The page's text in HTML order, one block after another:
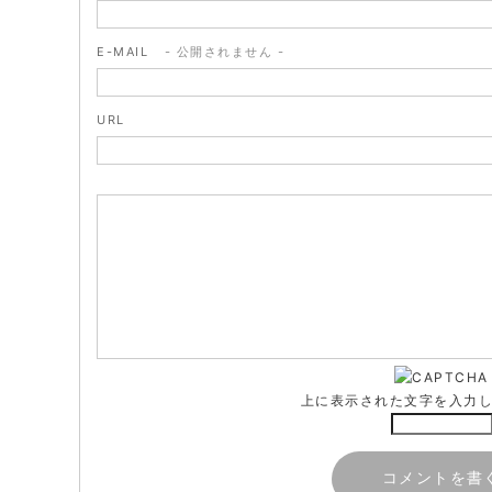
E-MAIL - 公開されません -
URL
上に表示された文字を入力